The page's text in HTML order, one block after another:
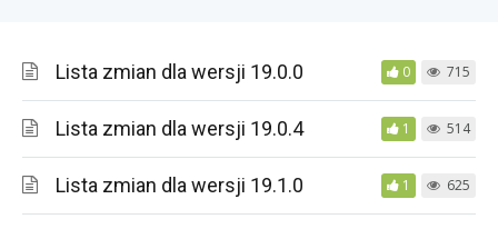
Lista zmian dla wersji 19.0.0 0 715
Lista zmian dla wersji 19.0.4 1 514
Lista zmian dla wersji 19.1.0 1 625